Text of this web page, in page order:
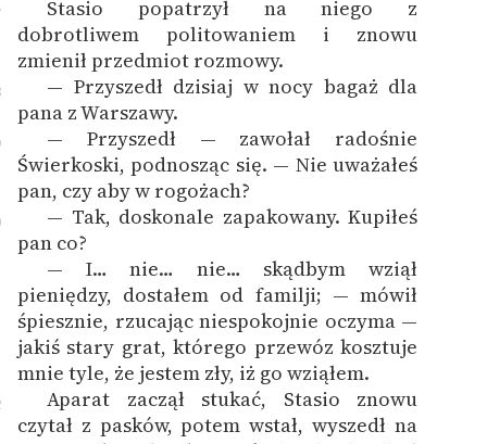
Stasio popatrzył na niego z
dobrotliwem politowaniem i znowu
zmienił przedmiot rozmowy.
— Przyszedł dzisiaj w nocy bagaż dla
pana z Warszawy.
— Przyszedł — zawołał radośnie
Świerkoski, podnosząc się. — Nie uważałeś
pan, czy aby w rogożach?
— Tak, doskonale zapakowany. Kupiłeś
pan co?
— I… nie… nie… skądbym wziął
pieniędzy, dostałem od familji; — mówił
śpiesznie, rzucając niespokojnie oczyma —
jakiś stary grat, którego przewóz kosztuje
mnie tyle, że jestem zły, iż go wziąłem.
Aparat zaczął stukać, Stasio znowu
czytał z pasków, potem wstał, wyszedł na